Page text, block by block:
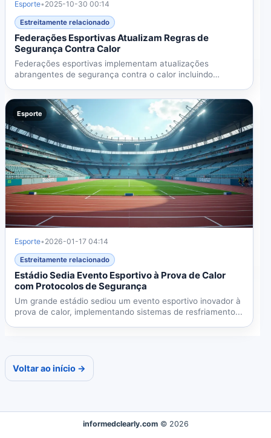
Esporte• 2025-10-30 00:14
Estreitamente relacionado
Federações Esportivas Atualizam Regras de
Segurança Contra Calor
Federações esportivas implementam atualizações
abrangentes de segurança contra o calor incluindo
Esporte
Esporte• 2026-01-17 04:14
Estreitamente relacionado
Estádio Sedia Evento Esportivo à Prova de Calor
com Protocolos de Segurança
Um grande estádio sediou um evento esportivo inovador à
prova de calor, implementando sistemas de resfriamento...
Voltar ao início →
informedclearly.com © 2026